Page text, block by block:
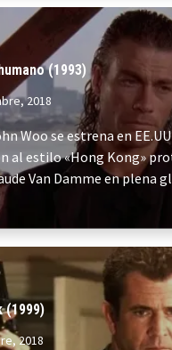
(1993)
2018
Woo se estrena en
al estilo «Hong Kong»
Van Damme en plena
(1999)
2018